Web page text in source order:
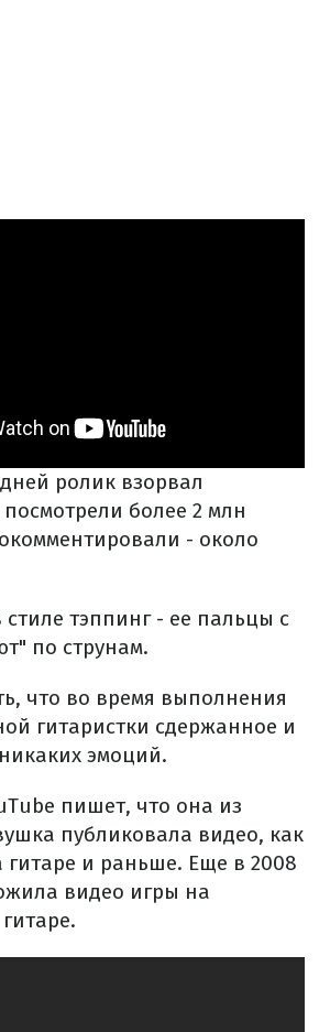
ролик взорвал
посмотрели более 2 млн
- около
стиле тэппинг - ее пальцы с
по струнам.
что во время выполнения
гитаристки сдержанное и
эмоций.
пишет, что она из
публиковала видео, как
гитаре и раньше. Еще в 2008
видео игры на